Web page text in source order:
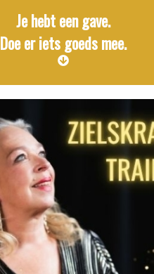
Je hebt een gave.
Doe er iets goeds mee.